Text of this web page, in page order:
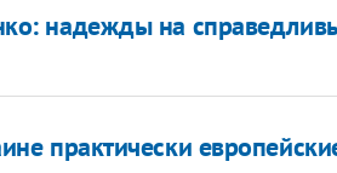
надежды на
практически